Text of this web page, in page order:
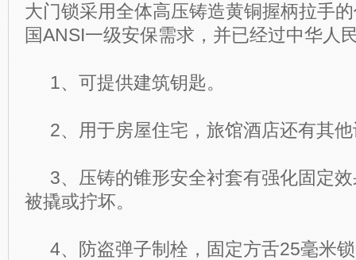
大门锁采用全体高压铸造黄铜握柄拉手
国ANSI一级安保需求，并已经过中华人
1、可提供建筑钥匙。
2、用于房屋住宅，旅馆酒店还有其他
3、压铸的锥形安全衬套有强化固定效
被撬或拧坏。
4、防盗弹子制栓，固定方舌25毫米